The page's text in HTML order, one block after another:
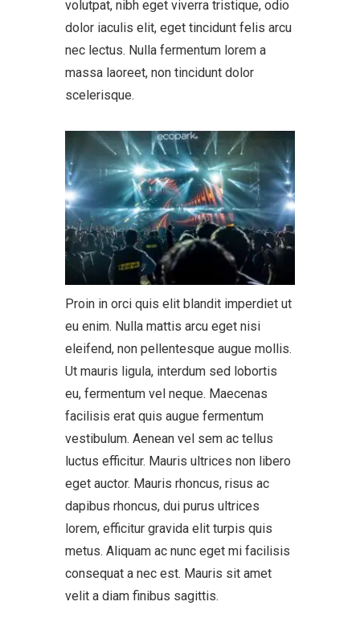
volutpat, nibh eget viverra tristique, odio
dolor iaculis elit, eget tincidunt felis arcu
nec lectus. Nulla fermentum lorem a
massa laoreet, non tincidunt dolor
scelerisque.
Proin in orci quis elit blandit imperdiet ut
eu enim. Nulla mattis arcu eget nisi
eleifend, non pellentesque augue mollis.
Ut mauris ligula, interdum sed lobortis
eu, fermentum vel neque. Maecenas
facilisis erat quis augue fermentum
vestibulum. Aenean vel sem ac tellus
luctus efficitur. Mauris ultrices non libero
eget auctor. Mauris rhoncus, risus ac
dapibus rhoncus, dui purus ultrices
lorem, efficitur gravida elit turpis quis
metus. Aliquam ac nunc eget mi facilisis
consequat a nec est. Mauris sit amet
velit a diam finibus sagittis.